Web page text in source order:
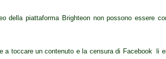
della piattaforma Brighteon non possono essere
a toccare un contenuto e la censura di Facebook li